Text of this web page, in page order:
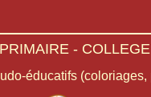
-
éducatifs (coloriages,